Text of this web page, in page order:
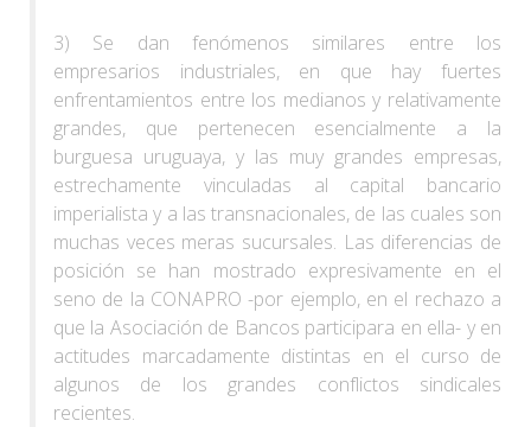
3) Se dan fenómenos similares entre los
empresarios industriales, en que hay fuertes
enfrentamientos entre los medianos y relativamente
grandes, que pertenecen esencialmente a la
burguesa uruguaya, y las muy grandes empresas,
estrechamente vinculadas al capital bancario
imperialista y a las transnacionales, de las cuales son
muchas veces meras sucursales. Las diferencias de
posición se han mostrado expresivamente en el
seno de la CONAPRO -por ejemplo, en el rechazo a
que la Asociación de Bancos participara en ella- y en
actitudes marcadamente distintas en el curso de
algunos de los grandes conflictos sindicales
recientes.